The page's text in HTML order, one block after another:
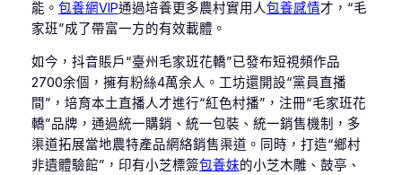
能。 包養網VIP通過培養更多農村實用人包養感情才，“毛
家班”成了帶富一方的有效載體。
如今，抖音賬戶“臺州毛家班花轎”已發布短視頻作品
2700余個，擁有粉絲4萬余人。工坊還開設“黨員直播
間”，培育本土直播人才進行“紅色村播”，注冊“毛家班花
轎”品牌，通過統一購銷、統一包裝、統一銷售機制，多
渠道拓展當地農特產品網絡銷售渠道。同時，打造“鄉村
非遺體驗館”，印有小芝標簽包養妹的小芝木雕、鼓亭、